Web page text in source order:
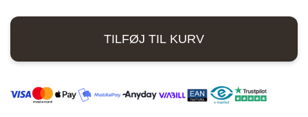
7.499,00 kr..5.400,00 kr..
-
-
-
TILFØJ TIL KURV